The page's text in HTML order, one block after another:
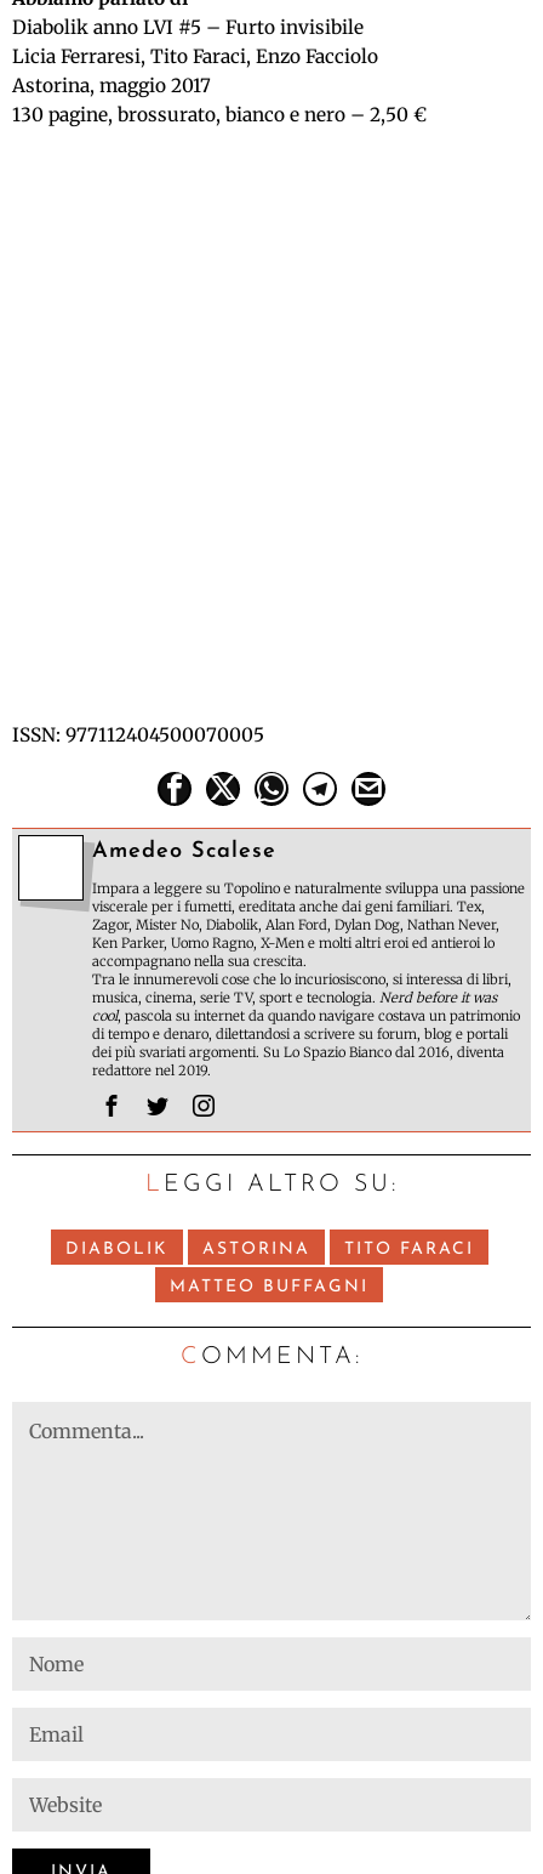
Diabolik anno LVI #5 – Furto invisibile
Licia Ferraresi, Tito Faraci, Enzo Facciolo
Astorina, maggio 2017
130 pagine, brossurato, bianco e nero – 2,50 €
ISSN: 977112404500070005
Amedeo Scalese
Impara a leggere su Topolino e naturalmente sviluppa una passione
viscerale per i fumetti, ereditata anche dai geni familiari. Tex,
Zagor, Mister No, Diabolik, Alan Ford, Dylan Dog, Nathan Never,
Ken Parker, Uomo Ragno, X-Men e molti altri eroi ed antieroi lo
accompagnano nella sua crescita.
Tra le innumerevoli cose che lo incuriosiscono, si interessa di libri,
musica, cinema, serie TV, sport e tecnologia. Nerd before it was
cool, pascola su internet da quando navigare costava un patrimonio
di tempo e denaro, dilettandosi a scrivere su forum, blog e portali
dei più svariati argomenti. Su Lo Spazio Bianco dal 2016, diventa
redattore nel 2019.
LEGGI ALTRO SU:
DIABOLIK ASTORINA TITO FARACI
MATTEO BUFFAGNI
C OMMENTA: